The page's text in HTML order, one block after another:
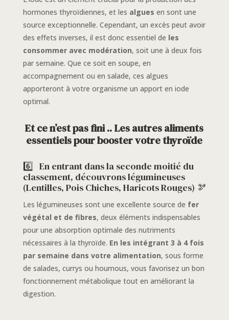
hormones thyroïdiennes, et les algues en sont une
source exceptionnelle. Cependant, un excès peut avoir
des effets inverses, il est donc essentiel de les
consommer avec modération, soit une à deux fois
par semaine. Que ce soit en soupe, en
accompagnement ou en salade, ces algues
apporteront à votre organisme un apport en iode
optimal.
Et ce n’est pas fini .. Les autres aliments
essentiels pour booster votre thyroïde
6️⃣ En entrant dans la seconde moitié du
classement, découvrons légumineuses
(Lentilles, Pois Chiches, Haricots Rouges) 🫘
Les légumineuses sont une excellente source de fer
végétal et de fibres, deux éléments indispensables
pour une absorption optimale des nutriments
nécessaires à la thyroïde. En les intégrant 3 à 4 fois
par semaine dans votre alimentation, sous forme
de salades, currys ou houmous, vous favorisez un bon
fonctionnement métabolique tout en améliorant la
digestion.